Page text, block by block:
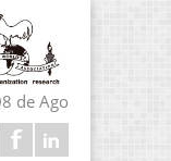
de Ago